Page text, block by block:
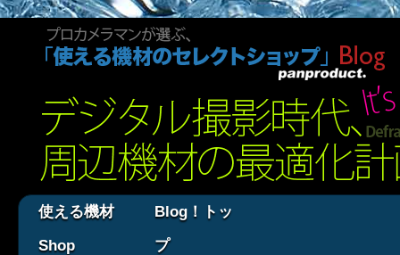
使える機材
Shop
Blog！トッ
プ